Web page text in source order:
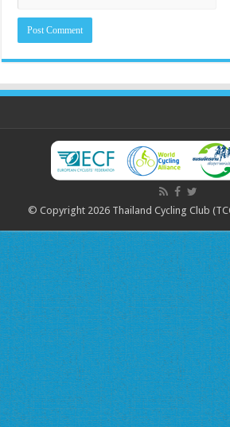
© Copyright 2026 Thailand Cycling Club